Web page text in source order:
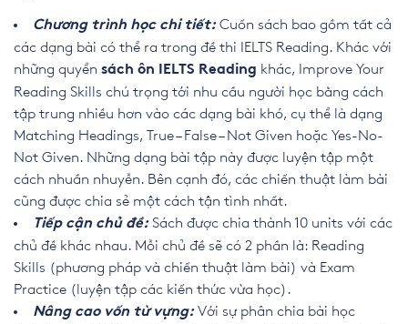
Chương trình học chi tiết: Cuốn sách bao gồm tất cả
các dạng bài có thể ra trong đề thi
IELTS Reading. Khác với
những quyển sách ôn IELTS Reading khác, Improve Your
Reading Skills chú trọng tới nhu cầu người học bằng cách
tập trung nhiều hơn vào các dạng bài khó, cụ thể là dạng
Matching Headings, True – False – Not Given hoặc Yes-No-
Not Given. Những dạng bài tập này được luyện tập một
cách nhuần nhuyễn. Bên cạnh đó, các chiến thuật làm bài
cũng được chia sẻ một cách tận tình nhất.
Tiếp cận chủ đề: Sách được chia thành 10 units với các
chủ đề khác nhau. Mỗi chủ đề sẽ có 2 phần là: Reading
Skills (phương pháp và chiến thuật làm bài) và Exam
Practice (luyện tập các kiến thức vừa học).
Nâng cao vốn từ vựng:Với sự phân chia bài học